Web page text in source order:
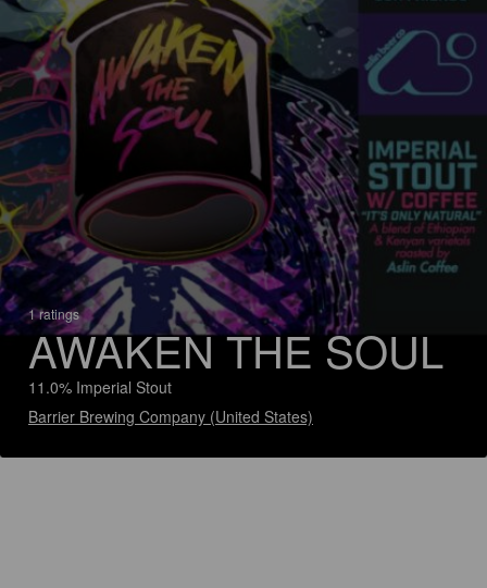
1 ratings
AWAKEN THE SOUL
11.0% Imperial Stout
Barrier Brewing Company (United States)